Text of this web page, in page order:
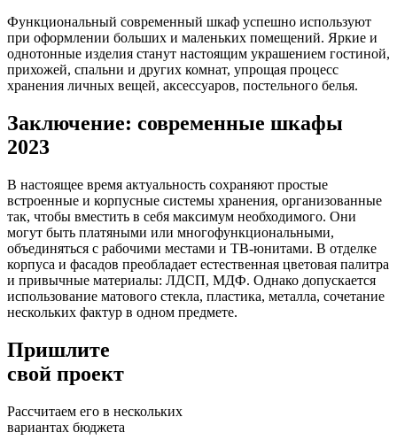
Функциональный современный шкаф успешно используют
при оформлении больших и маленьких помещений. Яркие и
однотонные изделия станут настоящим украшением гостиной,
прихожей, спальни и других комнат, упрощая процесс
хранения личных вещей, аксессуаров, постельного белья.
Заключение: современные шкафы
2023
В настоящее время актуальность сохраняют простые
встроенные и корпусные системы хранения, организованные
так, чтобы вместить в себя максимум необходимого. Они
могут быть платяными или многофункциональными,
объединяться с рабочими местами и ТВ-юнитами. В отделке
корпуса и фасадов преобладает естественная цветовая палитра
и привычные материалы: ЛДСП, МДФ. Однако допускается
использование матового стекла, пластика, металла, сочетание
нескольких фактур в одном предмете.
Пришлите
свой проект
Рассчитаем его в нескольких
вариантах бюджета